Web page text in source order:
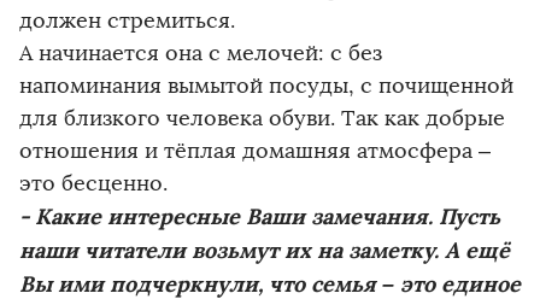
должен стремиться.
А начинается она с мелочей: с без
напоминания вымытой посуды, с почищенной
для близкого человека обуви. Так как добрые
отношения и тёплая домашняя атмосфера –
это бесценно.
- Какие интересные Ваши замечания. Пусть
наши читатели возьмут их на заметку. А ещё
Вы ими подчеркнули, что семья – это единое